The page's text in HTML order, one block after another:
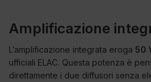
Amplificazione
L’amplificazione integrata eroga 50
ufficiali ELAC. Questa potenza è
direttamente i due diffusori senza